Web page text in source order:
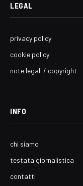
LEGAL
privacy policy
cookie policy
note legali / copyright
INFO
chi siamo
testata giornalistica
contatti